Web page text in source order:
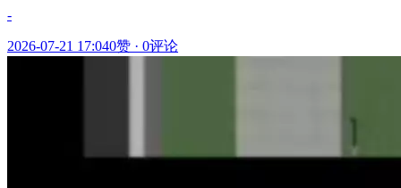
-
2026-07-21 17:040赞 · 0评论